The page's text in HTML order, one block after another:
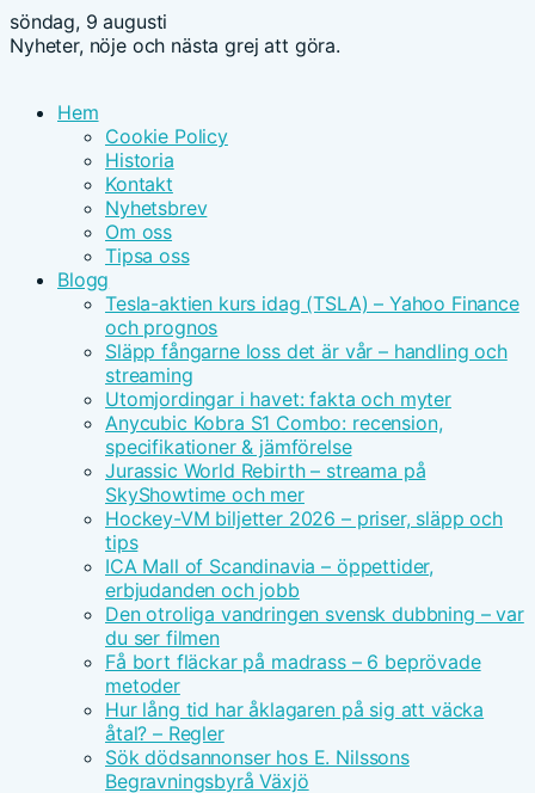
söndag, 9 augusti
Nyheter, nöje och nästa grej att göra.
Hem
Cookie Policy
Historia
Kontakt
Nyhetsbrev
Om oss
Tipsa oss
Blogg
Tesla-aktien kurs idag (TSLA) – Yahoo Finance
och prognos
Släpp fångarne loss det är vår – handling och
streaming
Utomjordingar i havet: fakta och myter
Anycubic Kobra S1 Combo: recension,
specifikationer & jämförelse
Jurassic World Rebirth – streama på
SkyShowtime och mer
Hockey-VM biljetter 2026 – priser, släpp och
tips
ICA Mall of Scandinavia – öppettider,
erbjudanden och jobb
Den otroliga vandringen svensk dubbning – var
du ser filmen
Få bort fläckar på madrass – 6 beprövade
metoder
Hur lång tid har åklagaren på sig att väcka
åtal? – Regler
Sök dödsannonser hos E. Nilssons
Begravningsbyrå Växjö